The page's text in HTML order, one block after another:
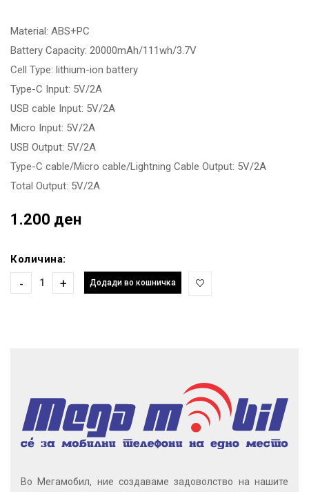
Material: ABS+PC
Battery Capacity: 20000mAh/111wh/3.7V
Cell Type: lithium-ion battery
Type-C Input: 5V/2A
USB cable Input: 5V/2A
Micro Input: 5V/2A
USB Output: 5V/2A
Type-C cable/Micro cable/Lightning Cable Output: 5V/2A
Total Output: 5V/2A
1.200 ден
Количина:
- + Додади во кошничка
Во Мегамобил, ние создаваме задоволство на нашите